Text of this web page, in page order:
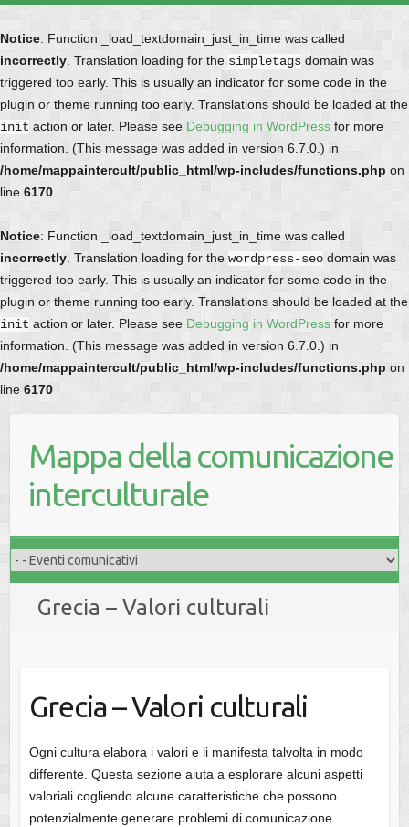
Notice: Function _load_textdomain_just_in_time was called
incorrectly . Translation loading for the simpletags domain was
triggered too early. This is usually an indicator for some code in the
plugin or theme running too early. Translations should be loaded at the
init action or later. Please see Debugging in WordPress for more
information. (This message was added in version 6.7.0.) in
/home/mappaintercult/public_html/wp-includes/functions.php on
line 6170
Notice: Function _load_textdomain_just_in_time was called
incorrectly . Translation loading for the wordpress-seo domain was
triggered too early. This is usually an indicator for some code in the
plugin or theme running too early. Translations should be loaded at the
init action or later. Please see Debugging in WordPress for more
information. (This message was added in version 6.7.0.) in
/home/mappaintercult/public_html/wp-includes/functions.php on
line 6170
Mappa della comunicazione
interculturale
Grecia – Valori culturali
Grecia – Valori culturali
Ogni cultura elabora i valori e li manifesta talvolta in modo
differente. Questa sezione aiuta a esplorare alcuni aspetti
valoriali cogliendo alcune caratteristiche che possono
potenzialmente generare problemi di comunicazione